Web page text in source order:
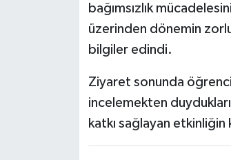
bağımsızlık
üzerinden dönemin
bilgiler edindi.
Ziyaret sonunda
incelemekten
katkı sağlayan